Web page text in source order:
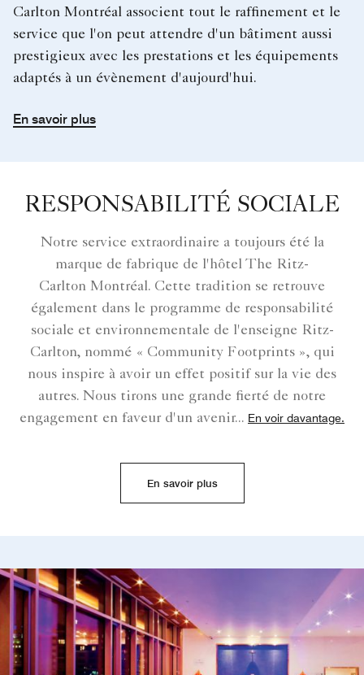
Carlton Montréal associent tout le raffinement et le
service que l'on peut attendre d'un bâtiment aussi
prestigieux avec les prestations et les équipements
adaptés à un évènement d'aujourd'hui.
En savoir plus
RESPONSABILITÉ SOCIALE
Notre service extraordinaire a toujours été la
marque de fabrique de l'hôtel The Ritz-
Carlton Montréal. Cette tradition se retrouve
également dans le programme de responsabilité
sociale et environnementale de l'enseigne Ritz-
Carlton, nommé « Community Footprints », qui
nous inspire à avoir un effet positif sur la vie des
autres. Nous tirons une grande fierté de notre
engagement en faveur d'un avenir... En voir davantage.
En savoir plus